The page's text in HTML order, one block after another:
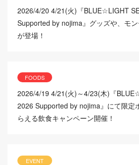
2026/4/20 4/21(火)『BLUE☆LIGHT
Supported by nojima』グッズや、モ
が登場！
FOODS
2026/4/19 4/21(火)～4/23(木)『
2026 Supported by nojima』にて限定
らえる飲食キャンペーン開催！
EVENT